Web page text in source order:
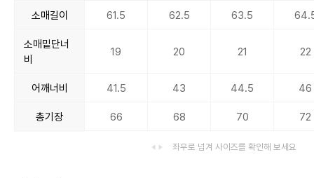
소매길이 61.5 62.5 63.5
소매밑단너
비
19 20 21 22
어깨너비 41.5 43 44.5 46
총기장 66 68 70 72
좌우로 넘겨 사이즈를 확인해 보세요